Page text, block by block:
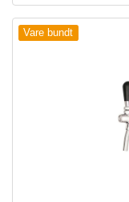
Vare bundt